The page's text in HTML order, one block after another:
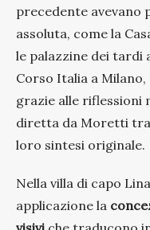
precedente avevano
assoluta, come la
le palazzine dei tardi
Corso Italia a Milano,
grazie alle riflessioni
diretta da Moretti tra
loro sintesi originale.
Nella villa di capo
applicazione la